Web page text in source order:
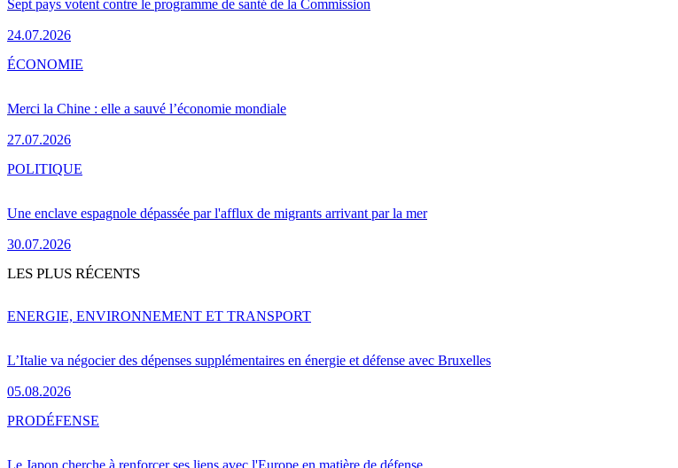
Sept pays votent contre le programme de santé de la Commission
24.07.2026
Merci la Chine : elle a sauvé l’économie mondiale
27.07.2026
ÉCONOMIE
Une enclave espagnole dépassée par l'afflux de migrants arrivant par la mer
30.07.2026
POLITIQUE
LES PLUS RÉCENTS
L’Italie va négocier des dépenses supplémentaires en énergie et défense avec Bruxelles
05.08.2026
ENERGIE, ENVIRONNEMENT ET TRANSPORT
Le Japon cherche à renforcer ses liens avec l'Europe en matière de défense
PRODÉFENSE